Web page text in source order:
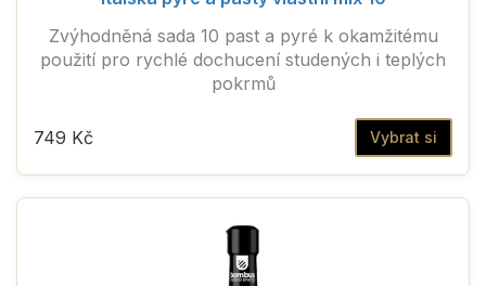
Zvýhodněná sada 10 past a pyré k okamžitému
použití pro rychlé dochucení studených i teplých
pokrmů
Vybrat si
749 Kč